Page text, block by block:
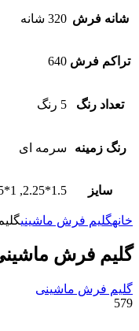
شانه فرش 320 شانه
تراکم فرش 640
تعداد رنگ 5 رنگ
رنگ زمینه سرمه ای
سایز 1.5*2.25, 1*1.5, 1*2, 1*3, 1*4, 2.5*3.5, 2*3, 3*4
خانهگلیم فرش ماشینی
گلیم فرش
گلیم فرش ماشینی
579